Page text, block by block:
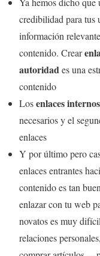
credibilidad para tus
información
contenido. Crear
autoridades una
contenido
Losenlaces internos
necesarios y el
enlaces
Y por último pero
enlaces entrantes
contenido es tan
enlazar con tu web
novatos es muy
relaciones